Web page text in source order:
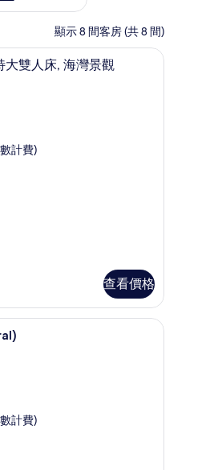
顯示 8 間客房 (共 8 間)
大雙人床, 海灣景觀
計費)
查看價格
行政套房, 海灣景觀 (Central) | 迷你吧、客房
計費)